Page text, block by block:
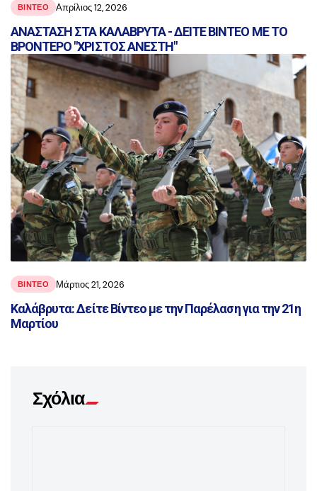
ΒΙΝΤΕΟ Απρίλιος 12, 2026
ΑΝΑΣΤΑΣΗ ΣΤΑ ΚΑΛΑΒΡΥΤΑ - ΔΕΙΤΕ ΒΙΝΤΕΟ ΜΕ ΤΟ
ΒΡΟΝΤΕΡΟ "ΧΡΙΣΤΟΣ ΑΝΕΣΤΗ"
ΒΙΝΤΕΟ Μάρτιος 21, 2026
Καλάβρυτα: Δείτε Βίντεο με την Παρέλαση για την 21η
Μαρτίου
Σχόλια